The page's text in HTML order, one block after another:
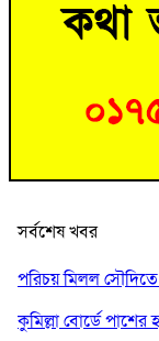
সর্বশেষ খবর
পরিচয় মিলল সৌদিতে
কুমিল্লা বোর্ডে